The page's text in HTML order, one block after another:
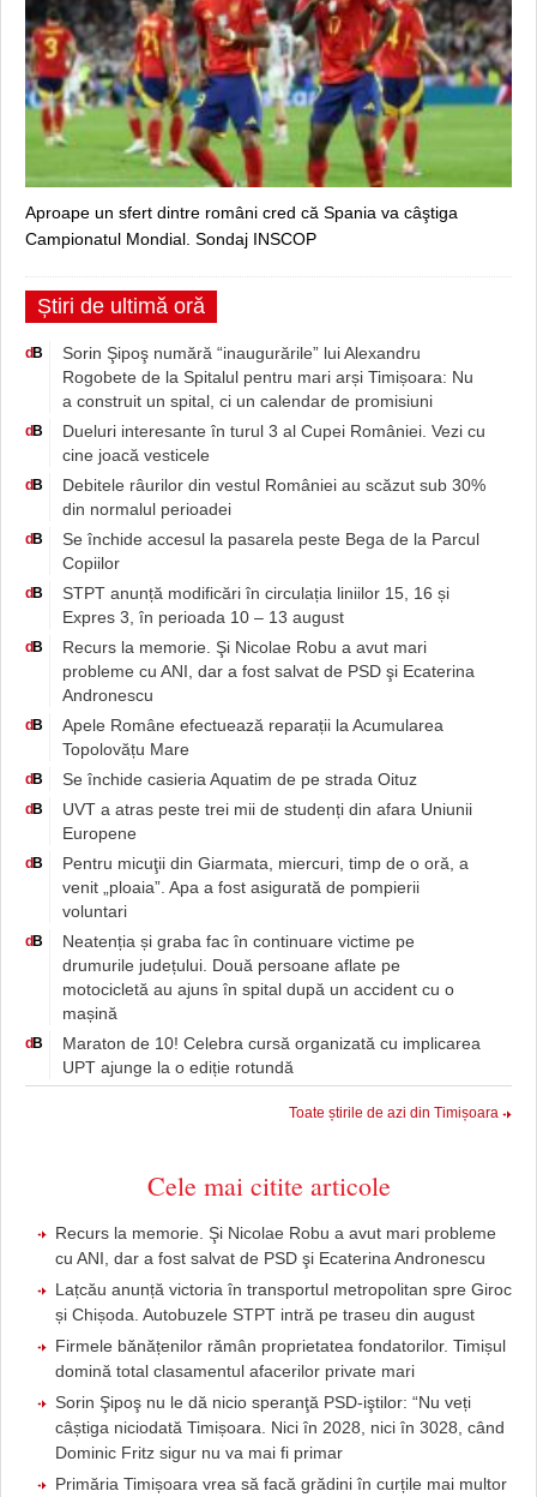
Aproape un sfert dintre români cred că Spania va câştiga
Campionatul Mondial. Sondaj INSCOP
Știri de ultimă oră
d B
Sorin Şipoş numără “inaugurările” lui Alexandru
Rogobete de la Spitalul pentru mari arși Timișoara: Nu
a construit un spital, ci un calendar de promisiuni
d B
Dueluri interesante în turul 3 al Cupei României. Vezi cu
cine joacă vesticele
d B
Debitele râurilor din vestul României au scăzut sub 30%
din normalul perioadei
d B
Se închide accesul la pasarela peste Bega de la Parcul
Copiilor
d B
STPT anunță modificări în circulația liniilor 15, 16 și
Expres 3, în perioada 10 – 13 august
d B
Recurs la memorie. Şi Nicolae Robu a avut mari
probleme cu ANI, dar a fost salvat de PSD şi Ecaterina
Andronescu
d B
Apele Române efectuează reparații la Acumularea
Topolovățu Mare
d B Se închide casieria Aquatim de pe strada Oituz
d B
UVT a atras peste trei mii de studenți din afara Uniunii
Europene
d B
Pentru micuţii din Giarmata, miercuri, timp de o oră, a
venit „ploaia”. Apa a fost asigurată de pompierii
voluntari
d B
Neatenția și graba fac în continuare victime pe
drumurile județului. Două persoane aflate pe
motocicletă au ajuns în spital după un accident cu o
mașină
d B
Maraton de 10! Celebra cursă organizată cu implicarea
UPT ajunge la o ediție rotundă
Toate știrile de azi din Timișoara
Cele mai citite articole
Recurs la memorie. Şi Nicolae Robu a avut mari probleme
cu ANI, dar a fost salvat de PSD şi Ecaterina Andronescu
Lațcău anunță victoria în transportul metropolitan spre Giroc
și Chișoda. Autobuzele STPT intră pe traseu din august
Firmele bănățenilor rămân proprietatea fondatorilor. Timișul
domină total clasamentul afacerilor private mari
Sorin Şipoş nu le dă nicio speranţă PSD-iştilor: “Nu veți
câștiga niciodată Timișoara. Nici în 2028, nici în 3028, când
Dominic Fritz sigur nu va mai fi primar
Primăria Timișoara vrea să facă grădini în curțile mai multor